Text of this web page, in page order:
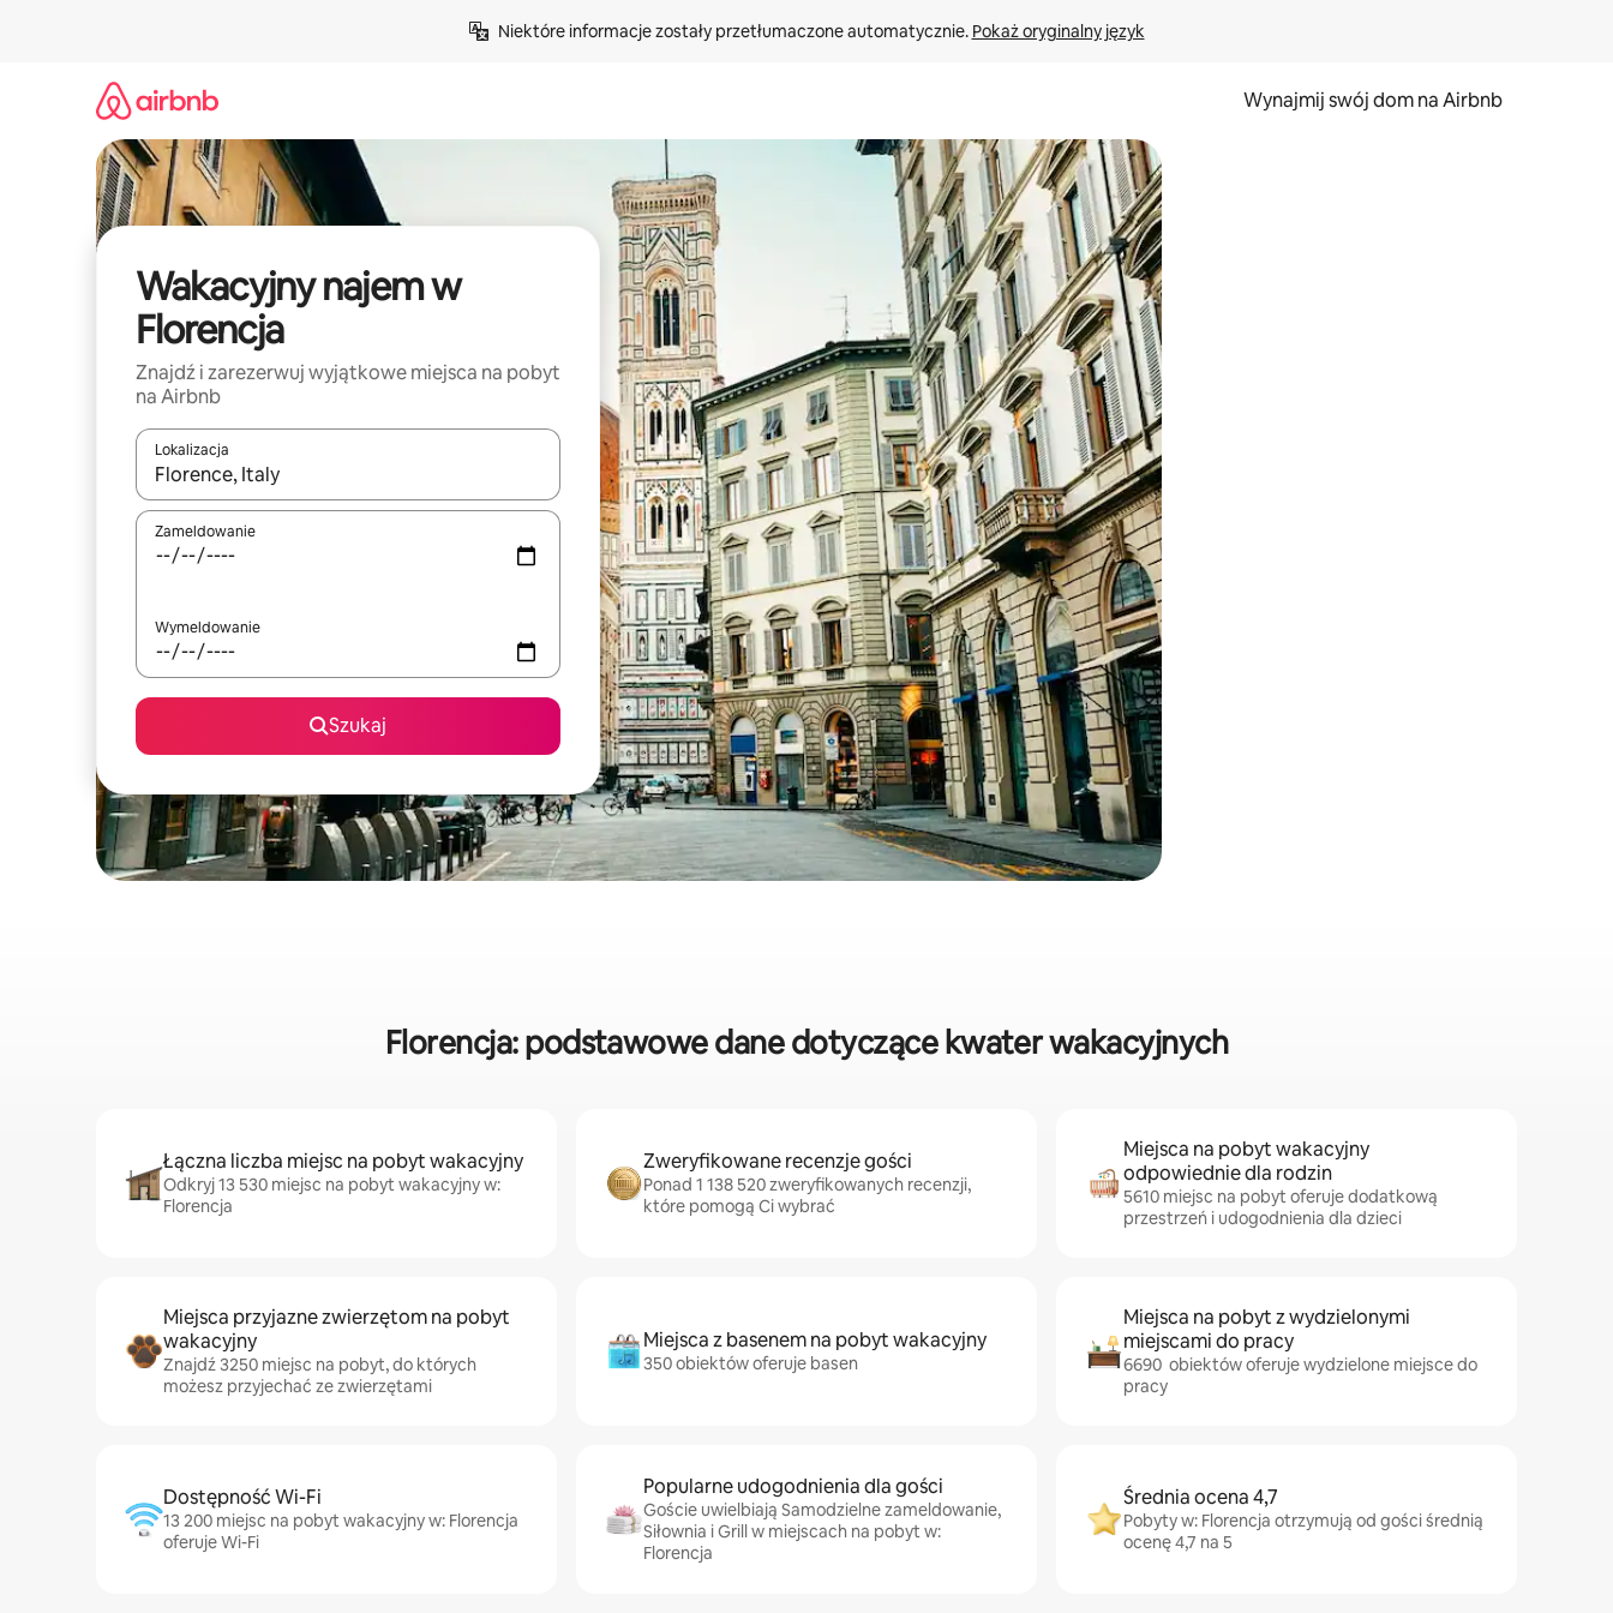
Niektóre informacje zostały przetłumaczone automatycznie. Pokaż oryginalny język
Wynajmij swój dom na Airbnb
Wakacyjny najem w
Florencja
Znajdź i zarezerwuj wyjątkowe miejsca na pobyt
na Airbnb
Lokalizacja
Gdy wyniki będą dostępne, możesz poruszać się po nich za pomocą klawiszy strzałek w górę i w dół lub przeglądać je za pomocą gestów dotykowych lub przesuwania.
Zameldowanie
Wymeldowanie
Szukaj
Florencja: podstawowe dane dotyczące kwater wakacyjnych
Łączna liczba miejsc na pobyt wakacyjny
Odkryj 13 530 miejsc na pobyt wakacyjny w:
Florencja
Zweryfikowane recenzje gości
Ponad 1 138 520 zweryfikowanych recenzji,
które pomogą Ci wybrać
Miejsca na pobyt wakacyjny
odpowiednie dla rodzin
5610 miejsc na pobyt oferuje dodatkową
przestrzeń i udogodnienia dla dzieci
Miejsca przyjazne zwierzętom na pobyt
wakacyjny
Znajdź 3250 miejsc na pobyt, do których
możesz przyjechać ze zwierzętami
Miejsca z basenem na pobyt wakacyjny
350 obiektów oferuje basen
Miejsca na pobyt z wydzielonymi
miejscami do pracy
6690 obiektów oferuje wydzielone miejsce do
pracy
Dostępność Wi-Fi
13 200 miejsc na pobyt wakacyjny w: Florencja
oferuje Wi-Fi
Popularne udogodnienia dla gości
Goście uwielbiają Samodzielne zameldowanie,
Siłownia i Grill w miejscach na pobyt w:
Florencja
Średnia ocena 4,7
Pobyty w: Florencja otrzymują od gości średnią
ocenę 4,7 na 5